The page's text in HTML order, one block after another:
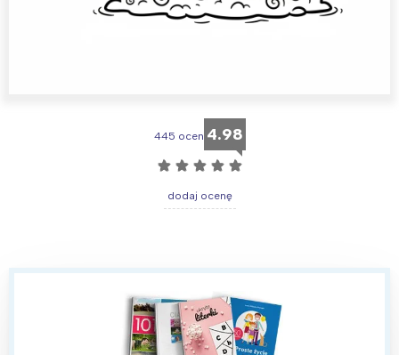
445 ocen 4.98
☆ ☆ ☆ ☆ ☆
dodaj ocenę